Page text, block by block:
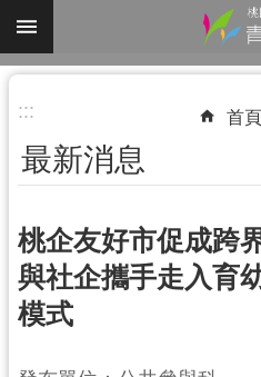
跳到主要內容區塊
進
搜
尋
認
識
們
::: 首頁
最新消息
桃企友好市促成跨
與社企攜手走入育
模式